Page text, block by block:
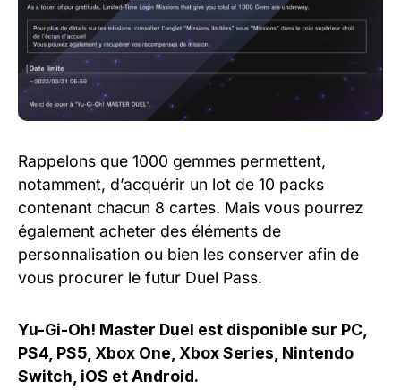
Rappelons que 1000 gemmes permettent,
notamment, d’acquérir un lot de 10 packs
contenant chacun 8 cartes. Mais vous pourrez
également acheter des éléments de
personnalisation ou bien les conserver afin de
vous procurer le futur Duel Pass.
Yu-Gi-Oh! Master Duel est disponible sur PC,
PS4, PS5, Xbox One, Xbox Series, Nintendo
Switch, iOS et Android.